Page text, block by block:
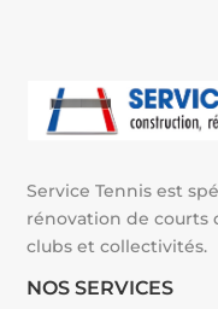
Service Tennis est
rénovation de courts
clubs et collectivités.
NOS SERVICES